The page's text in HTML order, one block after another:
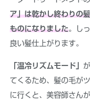
ア」は乾かし終わりの
ものになりました。し
良い髪仕上がります。
「温冷リズムモード」
てくるため、髪の毛が
に行くと、美容師さん